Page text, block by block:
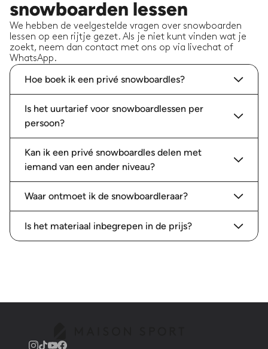
snowboarden lessen
We hebben de veelgestelde vragen over snowboarden
lessen op een rijtje gezet. Als je niet kunt vinden wat je
zoekt, neem dan contact met ons op via livechat of
WhatsApp.
Hoe boek ik een privé snowboardles?
Is het uurtarief voor snowboardlessen per
persoon?
Kan ik een privé snowboardles delen met
iemand van een ander niveau?
Waar ontmoet ik de snowboardleraar?
Is het materiaal inbegrepen in de prijs?